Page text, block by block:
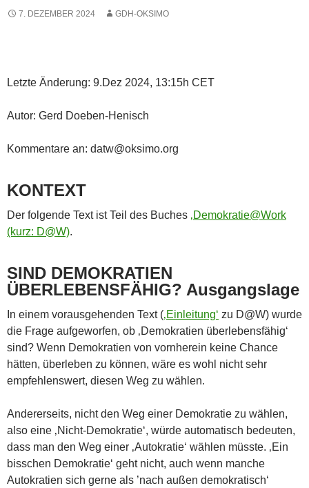
7. DEZEMBER 2024 GDH-OKSIMO
Letzte Änderung: 9.Dez 2024, 13:15h CET
Autor: Gerd Doeben-Henisch
Kommentare an: datw@oksimo.org
KONTEXT
Der folgende Text ist Teil des Buches ‚Demokratie@Work
(kurz: D@W).
SIND DEMOKRATIEN
ÜBERLEBENSFÄHIG? Ausgangslage
In einem vorausgehenden Text (‚Einleitung‘ zu D@W) wurde
die Frage aufgeworfen, ob ‚Demokratien überlebensfähig‘
sind? Wenn Demokratien von vornherein keine Chance
hätten, überleben zu können, wäre es wohl nicht sehr
empfehlenswert, diesen Weg zu wählen.
Andererseits, nicht den Weg einer Demokratie zu wählen,
also eine ‚Nicht-Demokratie‘, würde automatisch bedeuten,
dass man den Weg einer ‚Autokratie‘ wählen müsste. ‚Ein
bisschen Demokratie‘ geht nicht, auch wenn manche
Autokratien sich gerne als ’nach außen demokratisch‘